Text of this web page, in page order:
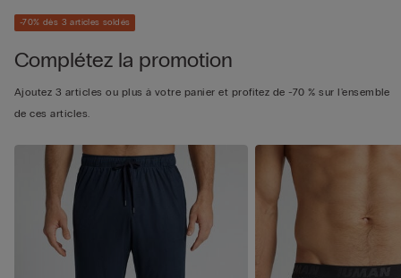
-70% dès 3 articles soldés
Complétez la promotion
Ajoutez 3 articles ou plus à votre panier et profitez de -70 % sur l'ensemble
de ces articles.